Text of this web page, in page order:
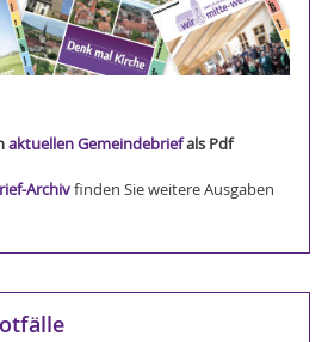
aktuellen Gemeindebriefals Pdf
Archivfinden Sie weitere Ausgaben